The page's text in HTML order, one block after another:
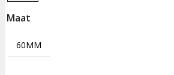
Maat
60MM